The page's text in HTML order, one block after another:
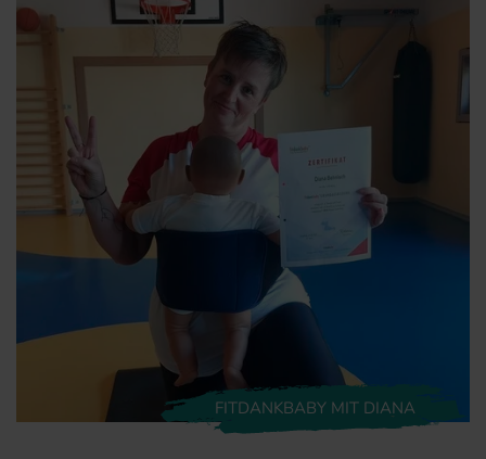
FITDANKBABY MIT DIANA